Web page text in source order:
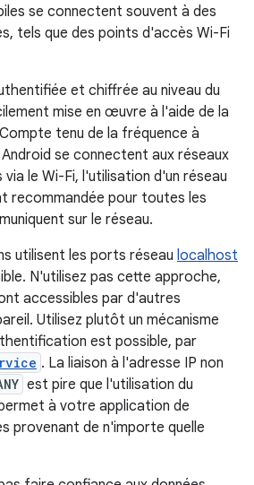
se connectent souvent à des
tels que des points d'accès Wi-Fi
et chiffrée au niveau du
mise en œuvre à l'aide de la
tenu de la fréquence à
se connectent aux réseaux
via le Wi-Fi, l'utilisation d'un réseau
recommandée pour toutes les
sur le réseau.
utilisent les ports réseau localhost
N'utilisez pas cette approche,
accessibles par d'autres
Utilisez plutôt un mécanisme
est possible, par
. La liaison à l'adresse IP non
est pire que l'utilisation du
à votre application de
provenant de n'importe quelle